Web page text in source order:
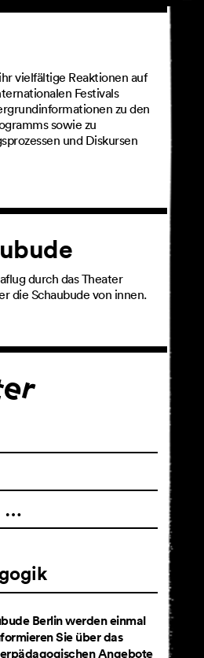
vielfältige Reaktionen auf
Festivals
zu den
sowie zu
und Diskursen
durch das Theater
die Schaubude von innen.
Berlin werden einmal
Sie über das
Angebote